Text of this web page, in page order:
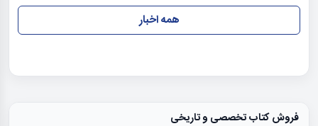
همه اخبار
فروش کتاب تخصصی و تاریخی